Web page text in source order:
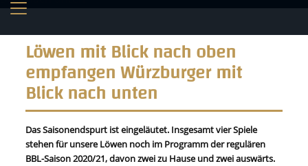
Löwen mit Blick nach oben
empfangen Würzburger mit
Blick nach unten
Das Saisonendspurt ist eingeläutet. Insgesamt vier Spiele
stehen für unsere Löwen noch im Programm der regulären
BBL-Saison 2020/21, davon zwei zu Hause und zwei auswärts.